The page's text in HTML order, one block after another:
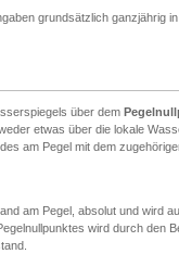
grundsätzlich ganzjährig
über dem
etwas über die lokale
am Pegel mit dem
am Pegel, absolut und wird
wird durch den